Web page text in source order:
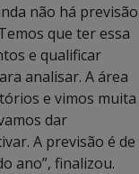
não há previsão
que ter essa
e qualificar
analisar. A área
e vimos muita
dar
A previsão é de
ano”, finalizou.